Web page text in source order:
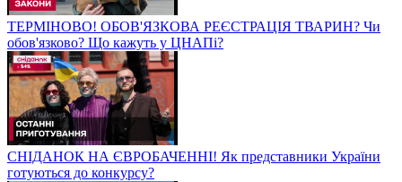
ТЕРМІНОВО! ОБОВ'ЯЗКОВА РЕЄСТРАЦІЯ ТВАРИН? Чи
обов'язково? Що кажуть у ЦНАПі?
СНІДАНОК НА ЄВРОБАЧЕННІ! Як представники України
готуються до конкурсу?